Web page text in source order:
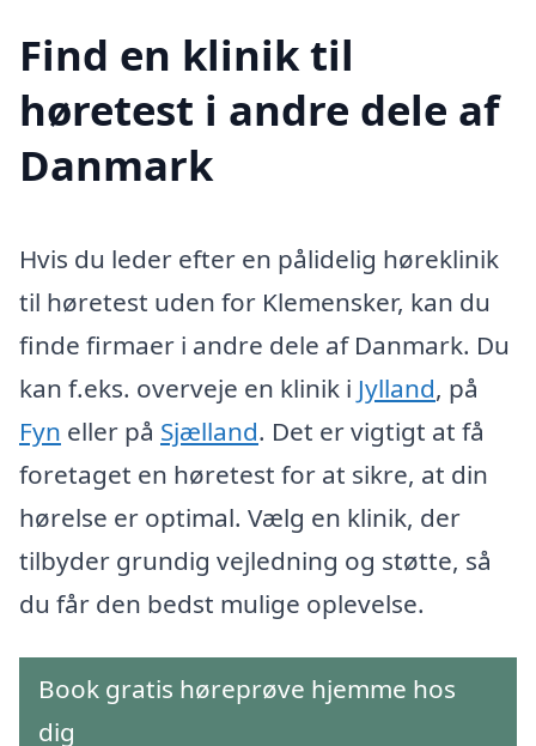
Find en klinik til
høretest i andre dele af
Danmark
Hvis du leder efter en pålidelig høreklinik
til høretest uden for Klemensker, kan du
finde firmaer i andre dele af Danmark. Du
kan f.eks. overveje en klinik i Jylland, på
Fyn eller på Sjælland. Det er vigtigt at få
foretaget en høretest for at sikre, at din
hørelse er optimal. Vælg en klinik, der
tilbyder grundig vejledning og støtte, så
du får den bedst mulige oplevelse.
Book gratis høreprøve hjemme hos
dig